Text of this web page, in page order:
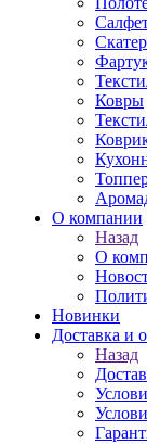
Ковры
О компании
Назад
О
Новинки
Доставка и
Назад